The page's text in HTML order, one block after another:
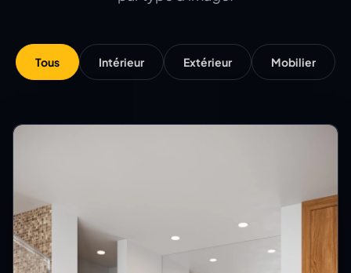
Tous Intérieur Extérieur Mobilier